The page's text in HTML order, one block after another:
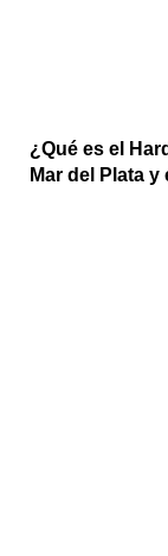
¿Qué es el
Mar del Plata